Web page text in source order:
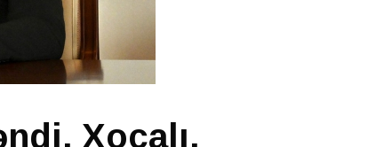
Xocalı,